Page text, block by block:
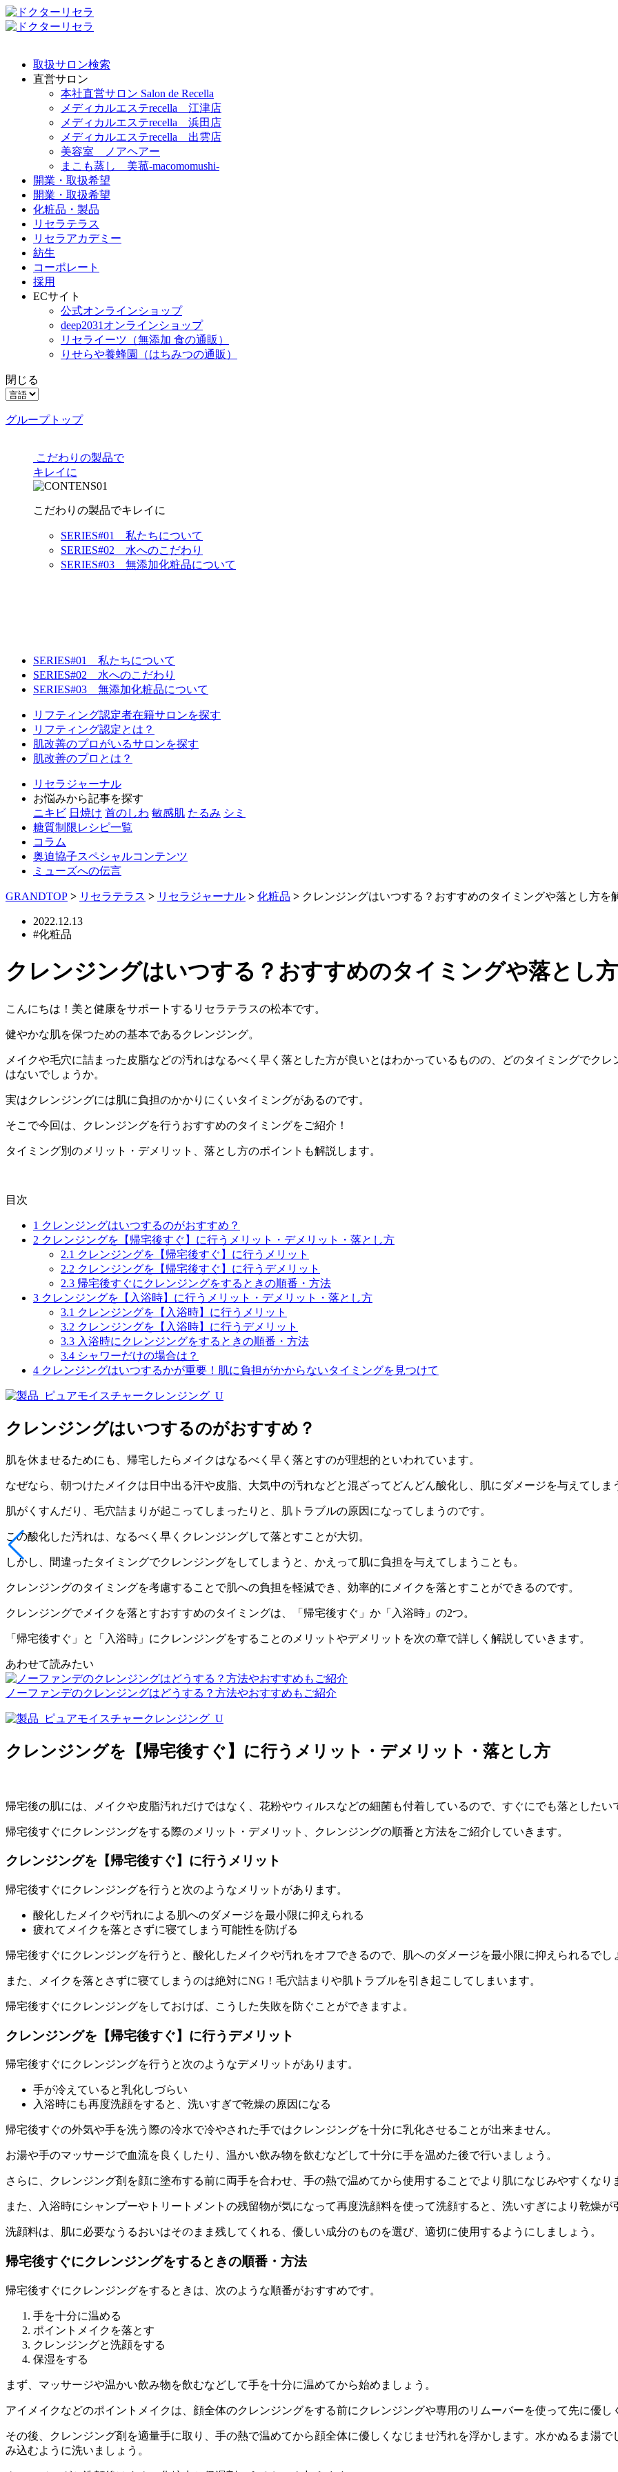
取扱サロン検索
直営サロン
本社直営サロン Salon de Recella
メディカルエステrecella 江津店
メディカルエステrecella 浜田店
メディカルエステrecella 出雲店
美容室 ノアヘアー
まこも蒸し 美菰-macomomushi-
開業・取扱希望
開業・取扱希望
化粧品・製品
リセラテラス
リセラアカデミー
紡生
コーポレート
採用
ECサイト
公式オンラインショップ
deep2031オンラインショップ
リセライーツ （無添加 食の通販）
りせらや養蜂園
（はちみつの通販）
閉じる
グループトップ
こだわりの製品で
キレイに
こだわりの製品でキレイに
SERIES#01 私たちについて
SERIES#02 水へのこだわり
SERIES#03 無添加化粧品について
SERIES#01 私たちについて
SERIES#02 水へのこだわり
SERIES#03 無添加化粧品について
リフティング認定者在籍サロンを探す
リフティング認定とは？
肌改善のプロがいるサロンを探す
肌改善のプロとは？
リセラジャーナル
お悩みから記事を探す
ニキビ 日焼け 首のしわ 敏感肌 たるみ シミ
糖質制限レシピ一覧
コラム
奥迫協子スペシャルコンテンツ
ミューズへの伝言
GRANDTOP > リセラテラス > リセラジャーナル > 化粧品 > クレンジングはいつする？おすすめのタイミングや落とし方を
2022.12.13
#化粧品
クレンジングはいつする？おすすめのタイミングや落とし
こんにちは！美と健康をサポートするリセラテラスの松本です。
健やかな肌を保つための基本であるクレンジング。
メイクや毛穴に詰まった皮脂などの汚れはなるべく早く落とした方が良いとはわかっているものの、どのタイミングでク
はないでしょうか。
実はクレンジングには肌に負担のかかりにくいタイミングがあるのです。
そこで今回は、クレンジングを行うおすすめのタイミングをご紹介！
タイミング別のメリット・デメリット、落とし方のポイントも解説します。
目次
1 クレンジングはいつするのがおすすめ？
2 クレンジングを【帰宅後すぐ】に行うメリット・デメリット・落とし方
2.1 クレンジングを【帰宅後すぐ】に行うメリット
2.2 クレンジングを【帰宅後すぐ】に行うデメリット
2.3 帰宅後すぐにクレンジングをするときの順番・方法
3 クレンジングを【入浴時】に行うメリット・デメリット・落とし方
3.1 クレンジングを【入浴時】に行うメリット
3.2 クレンジングを【入浴時】に行うデメリット
3.3 入浴時にクレンジングをするときの順番・方法
3.4 シャワーだけの場合は？
4 クレンジングはいつするかが重要！肌に負担がかからないタイミングを見つけて
クレンジングはいつするのがおすすめ？
肌を休ませるためにも、帰宅したらメイクはなるべく早く落とすのが理想的といわれています。
なぜなら、朝つけたメイクは日中出る汗や皮脂、大気中の汚れなどと混ざって どんどん酸化し、 肌にダメージを与えてしま
肌がくすんだり、毛穴詰まりが起こってしまったりと、 肌トラブルの原因 になってしまうのです。
この酸化した汚れは、なるべく早くクレンジングして落とすことが大切。
しかし、間違ったタイミングでクレンジングをしてしまうと、 かえって肌に負担を与えてしまう ことも。
クレンジングのタイミングを考慮することで肌への負担を軽減でき、 効率的にメイクを落とすことができるのです。
クレンジングでメイクを落とすおすすめのタイミングは、「帰宅後すぐ」か「入浴時」の2つ。
「帰宅後すぐ」と「入浴時」にクレンジングをすることのメリットやデメリットを次の章で詳しく解説していきます。
あわせて読みたい
ノーファンデのクレンジングはどうする？方法やおすすめもご紹介
クレンジングを【帰宅後すぐ】に行うメリット・デメリット・落とし方
帰宅後の肌には、 メイクや皮脂汚れだけではなく、 花粉やウィルスなどの細菌も付着しているので、すぐにでも落としたい
帰宅後すぐにクレンジングをする際のメリット・デメリット、クレンジングの順番と方法をご紹介していきます。
クレンジングを【帰宅後すぐ】に行うメリット
帰宅後すぐにクレンジングを行うと次のようなメリットがあります。
酸化したメイクや汚れによる肌へのダメージを最小限に抑えられる
疲れてメイクを落とさずに寝てしまう可能性を防げる
帰宅後すぐにクレンジングを行うと、 酸化したメイクや汚れをオフできるので、肌へのダメージを最小限に抑えられるでし
また、 メイクを落とさずに寝てしまうのは絶対にNG ！毛穴詰まりや肌トラブルを引き起こしてしまいます。
帰宅後すぐにクレンジングをしておけば、こうした失敗を防ぐことができますよ。
クレンジングを【帰宅後すぐ】に行うデメリット
帰宅後すぐにクレンジングを行うと次のようなデメリットがあります。
手が冷えていると乳化しづらい
入浴時にも再度洗顔をすると、洗いすぎで乾燥の原因になる
帰宅後すぐの外気や手を洗う際の冷水で冷やされた手ではクレンジングを十分に乳化させることが出来ません。
お湯や手のマッサージで血流を良くしたり、温かい飲み物を飲むなどして十分に手を温めた後で行いましょう 。
さらに、クレンジング剤を顔に塗布する前に両手を合わせ、 手の熱で温めてから使用する ことでより肌になじみやすくなり
また、入浴時にシャンプーやトリートメントの残留物が気になって再度洗顔料を使って洗顔すると、洗いすぎにより乾燥が
洗顔料は、肌に必要なうるおいはそのまま残してくれる、優しい成分のものを選び、適切に使用するようにしましょう。
帰宅後すぐにクレンジングをするときの順番・方法
帰宅後すぐにクレンジングをするときは、次のような順番がおすすめです。
手を十分に温める
ポイントメイクを落とす
クレンジングと洗顔をする
保湿をする
まず、マッサージや温かい飲み物を飲むなどして手を十分に温めてから始めましょう 。
アイメイクなどのポイントメイクは、顔全体のクレンジングをする前にクレンジングや専用のリムーバーを使って先に優し
その後、クレンジング剤を適量手に取り、手の熱で温めてから顔全体に優しくなじませ汚れを浮かします。水かぬるま湯
み込むように洗いましょう。